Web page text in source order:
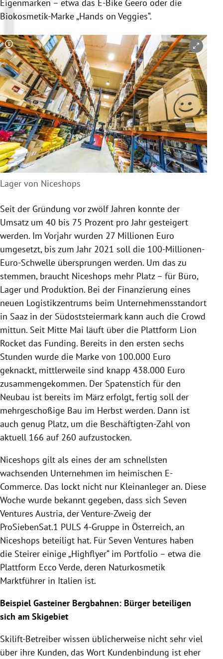
Eigenmarken – etwa das E-Bike Geero oder die
Biokosmetik-Marke „Hands on Veggies“.
Copyright-Hinweis öffnen/schließen
Lager von Niceshops
Seit der Gründung vor zwölf Jahren konnte der
Umsatz um 40 bis 75 Prozent pro Jahr gesteigert
werden. Im Vorjahr wurden 27 Millionen Euro
umgesetzt, bis zum Jahr 2021 soll die 100-Millionen-
Euro-Schwelle übersprungen werden. Um das zu
stemmen, braucht Niceshops mehr Platz – für Büro,
Lager und Produktion. Bei der Finanzierung eines
neuen Logistikzentrums beim Unternehmensstandort
in Saazin der Südoststeiermarkkann auch die Crowd
mittun. Seit Mitte Mai läuft über die Plattform Lion
Rocket das Funding. Bereits in den ersten sechs
Stunden wurde die Marke von 100.000 Euro
geknackt, mittlerweile sind knapp 438.000 Euro
zusammengekommen. Der Spatenstich für den
Neubau ist bereits im März erfolgt, fertig soll der
mehrgeschoßige Bau im Herbst werden. Dann ist
auch genug Platz, um die Beschäftigten-Zahl von
aktuell 166 auf 260 aufzustocken.
Niceshops gilt als eines der am schnellsten
wachsenden Unternehmen im heimischen E-
Commerce. Das lockt nicht nur Kleinanleger an. Diese
Woche wurde bekannt gegeben, dass sich Seven
Ventures Austria, der Venture-Zweig der
ProSiebenSat.1 PULS 4-Gruppe in Österreich, an
Niceshops beteiligt hat. Für Seven Ventures haben
die Steirer einige „Highflyer“ im Portfolio – etwa die
Plattform Ecco Verde, deren Naturkosmetik
Marktführer in Italien ist.
Beispiel Gasteiner Bergbahnen: Bürger beteiligen
sich am Skigebiet
Skilift-Betreiber wissen üblicherweise nicht sehr viel
über ihre Kunden, das Wort Kundenbindung ist eher